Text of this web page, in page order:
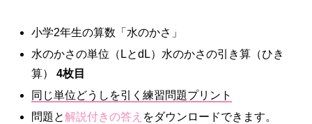
小学2年生の算数「水のかさ」
水のかさの単位（LとdL）水のかさの引き算（ひき
算）4枚目
同じ単位どうしを引く練習問題プリント
問題と解説付きの答え をダウンロードできます。